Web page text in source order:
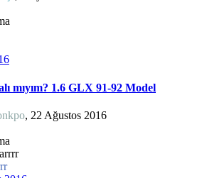
mıyım? 1.6 GLX 91-92 Model
, 22 Ağustos 2016